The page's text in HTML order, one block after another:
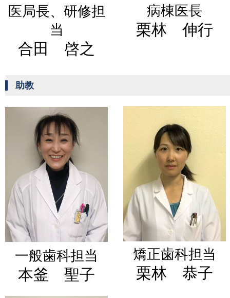
医局長、研修担
当
合田 啓之
病棟医長
栗林 伸行
助教
一般歯科担当
本釜 聖子
矯正歯科担当
栗林 恭子